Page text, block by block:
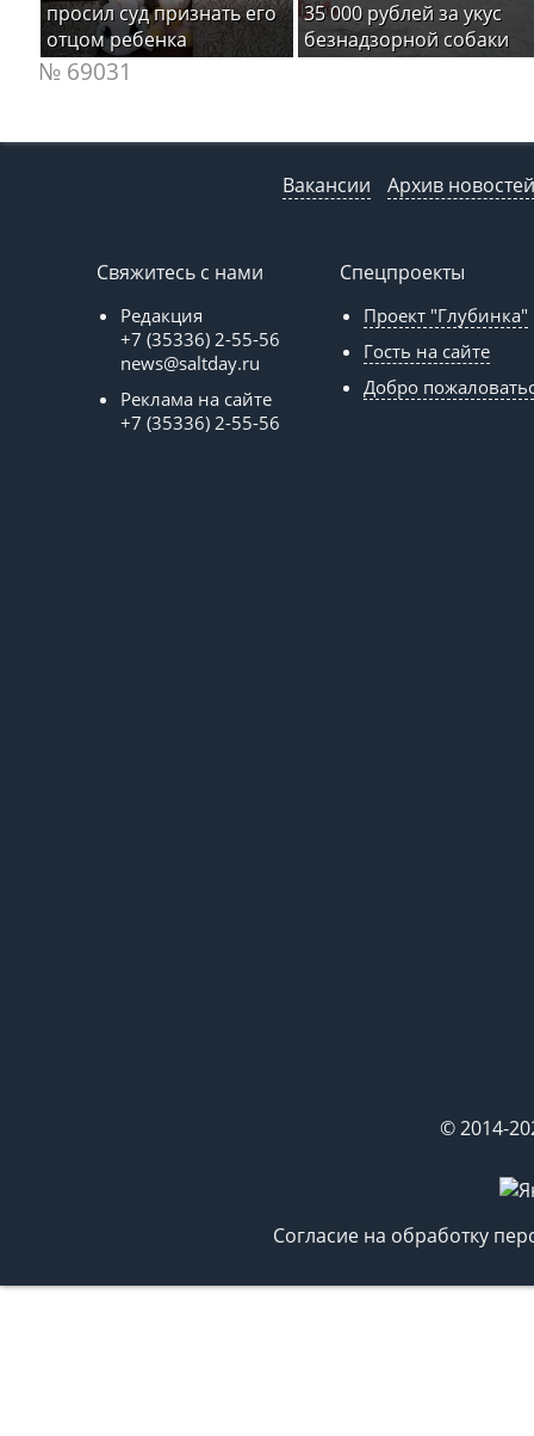
просил суд признать его
отцом ребенка
35 000 рублей за укус
безнадзорной собаки
№ 69031
Вакансии Архив новостей
Свяжитесь с нами
Редакция
+7 (35336) 2-55-56
news@saltday.ru
Реклама на сайте
+7 (35336) 2-55-56
Спецпроекты
Проект "Глубинка"
Гость на сайте
Добро
© 2014-
Согласие на обработку